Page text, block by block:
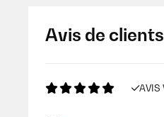
Professionale...
Avis de
AVIS